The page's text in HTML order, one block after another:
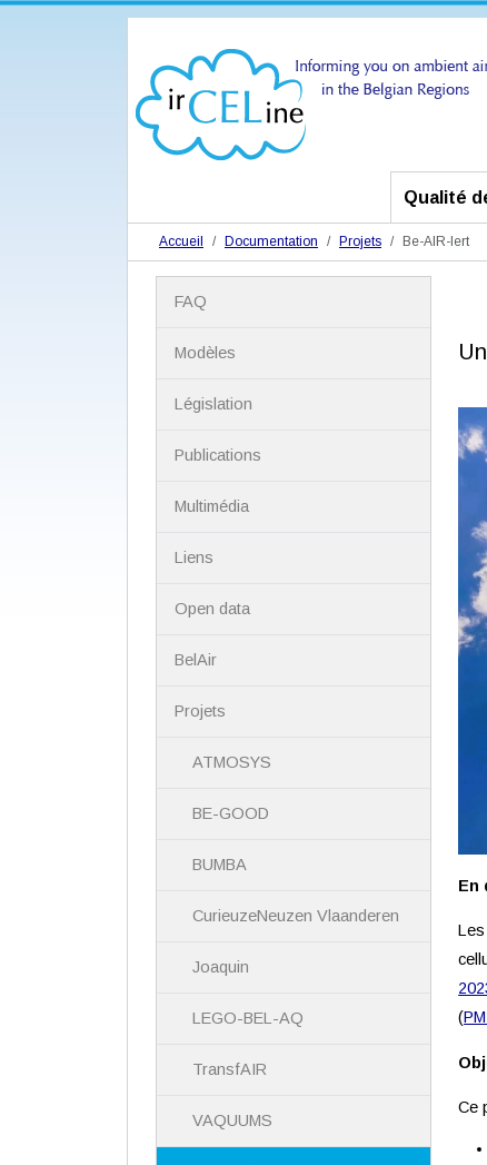
Qualité
Accueil Documentation Projets Be-AIR-lert
En
(
Ce
FAQ
Modèles
Législation
Publications
Multimédia
Liens
Open data
BelAir
Projets
ATMOSYS
BE-GOOD
BUMBA
CurieuzeNeuzen Vlaanderen
Joaquin
LEGO-BEL-AQ
TransfAIR
VAQUUMS